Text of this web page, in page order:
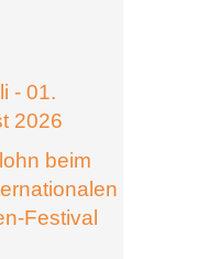
- 01.
2026
beim
Festival